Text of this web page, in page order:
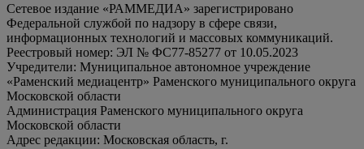
Сетевое издание «РАММЕДИА» зарегистрировано
Федеральной службой по надзору в сфере связи,
информационных технологий и массовых коммуникаций.
Реестровый номер: ЭЛ № ФС77-85277 от 10.05.2023
Учредители: Муниципальное автономное учреждение
«Раменский медиацентр» Раменского муниципального округа
Московской области
Администрация Раменского муниципального округа
Московской области
Адрес редакции: Московская область, г.